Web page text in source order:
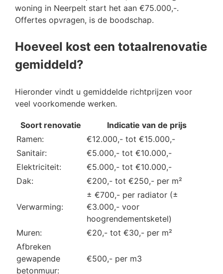
woning in Neerpelt start het aan €75.000,-.
Offertes opvragen, is de boodschap.
Hoeveel kost een totaalrenovatie
gemiddeld?
Hieronder vindt u gemiddelde richtprijzen voor
veel voorkomende werken.
Soort renovatie
Indicatie van de prijs
Ramen:
€12.000,- tot €15.000,-
Sanitair:
€5.000,- tot €10.000,-
Elektriciteit:
€5.000,- tot €10.000,-
Dak:
€200,- tot €250,- per m²
Verwarming:
± €700,- per radiator (±
€3.000,- voor
hoogrendementsketel)
Muren:
€20,- tot €30,- per m²
Afbreken
gewapende
betonmuur:
€500,- per m3